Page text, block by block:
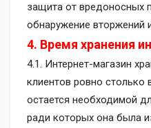
защита от вредоносных
обнаружение вторжений
4. Время хранения
4.1. Интернет-магазин
клиентов ровно столько
остается необходимой
ради которых она была